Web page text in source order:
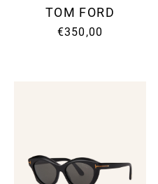
TOM FORD
€350,00